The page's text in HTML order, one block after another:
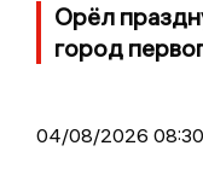
Орёл
город
04/08/2026 08:30